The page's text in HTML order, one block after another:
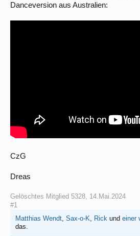
Danceversion aus Australien:
CzG
Dreas
Gelöschtes Mitglied 5328 14.Mai.2024
#1
Matthias Wendt Sax-o-K Rick und einer
das.